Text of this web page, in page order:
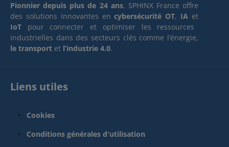
Pionnier depuis plus de 24 ans, SPHINX France offre
des solutions innovantes encybersécurité OT, IA et
IoT pour connecter et optimiser les ressources
industrielles dans des secteurs clés comme l’énergie,
le transport et l’industrie 4.0.
Liens utiles
Cookies
Conditions générales d'utilisation